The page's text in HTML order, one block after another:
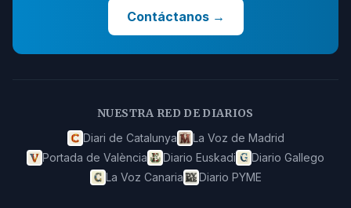
Contáctanos→
NUESTRA RED DE DIARIOS
Diari de Catalunya
La Voz de Madrid
Portada de València
Diario Euskadi
Diario Gallego
La Voz Canaria
Diario PYME